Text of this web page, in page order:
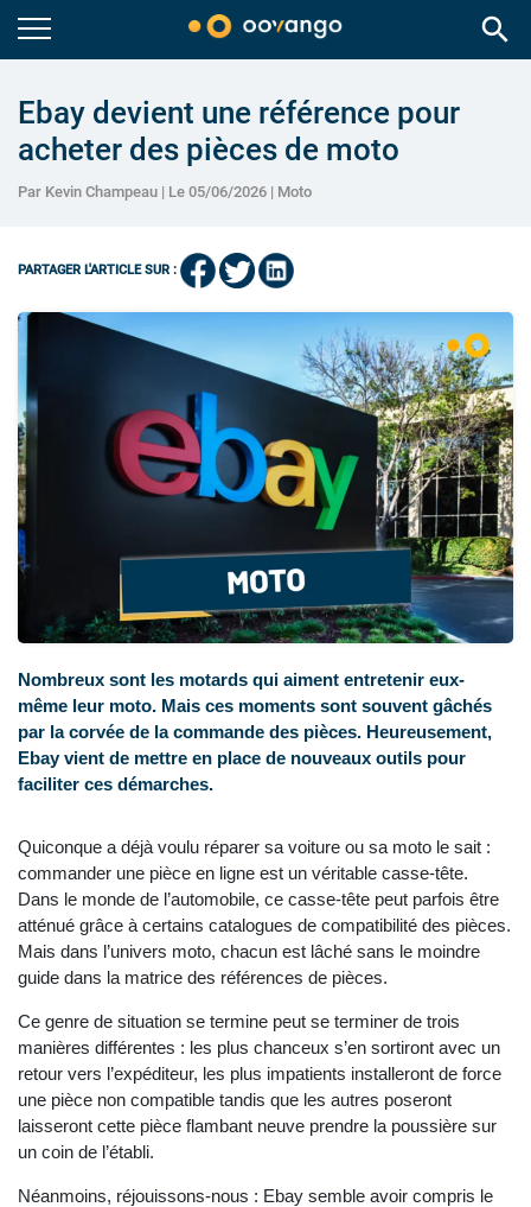
search
Ebay devient une référence pour
acheter des pièces de moto
Par Kevin Champeau | Le 05/06/2026 | Moto
PARTAGER L'ARTICLE SUR :
Nombreux sont les motards qui aiment entretenir eux-
même leur moto. Mais ces moments sont souvent gâchés
par la corvée de la commande des pièces. Heureusement,
Ebay vient de mettre en place de nouveaux outils pour
faciliter ces démarches.
Quiconque a déjà voulu réparer sa voiture ou sa moto le sait :
commander une pièce en ligne est un véritable casse-tête.
Dans le monde de l’automobile, ce casse-tête peut parfois être
atténué grâce à certains catalogues de compatibilité des pièces.
Mais dans l’univers moto, chacun est lâché sans le moindre
guide dans la matrice des références de pièces.
Ce genre de situation se termine peut se terminer de trois
manières différentes : les plus chanceux s’en sortiront avec un
retour vers l’expéditeur, les plus impatients installeront de force
une pièce non compatible tandis que les autres poseront
laisseront cette pièce flambant neuve prendre la poussière sur
un coin de l’établi.
Néanmoins, réjouissons-nous : Ebay semble avoir compris le